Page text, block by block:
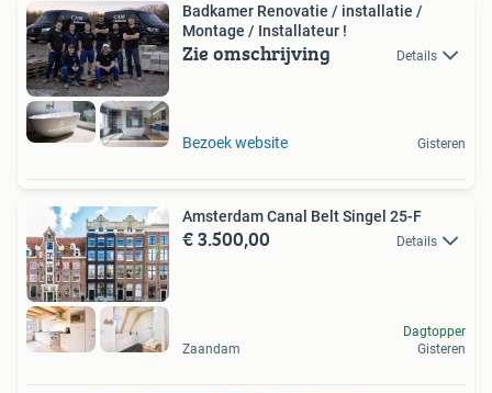
Badkamer Renovatie / installatie /
Montage / Installateur !
Zie omschrijving Details
Bezoek website Gisteren
Amsterdam Canal Belt Singel 25-F
€ 3.500,00 Details
Zaandam
Dagtopper
Gisteren